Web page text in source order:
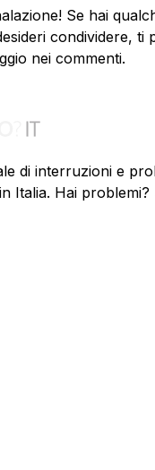
Se hai
condividere, ti
nei commenti.
di interruzioni e
Italia. Hai